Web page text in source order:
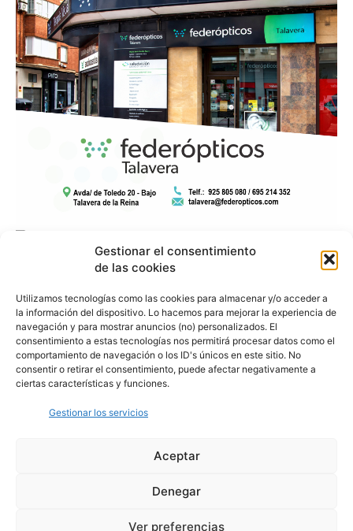
Gestionar el consentimiento
de las cookies
Utilizamos tecnologías como las cookies para almacenar y/o acceder a
la información del dispositivo. Lo hacemos para mejorar la experiencia de
navegación y para mostrar anuncios (no) personalizados. El
consentimiento a estas tecnologías nos permitirá procesar datos como el
comportamiento de navegación o los ID's únicos en este sitio. No
consentir o retirar el consentimiento, puede afectar negativamente a
ciertas características y funciones.
Gestionar los servicios
Aceptar
Denegar
Ver preferencias